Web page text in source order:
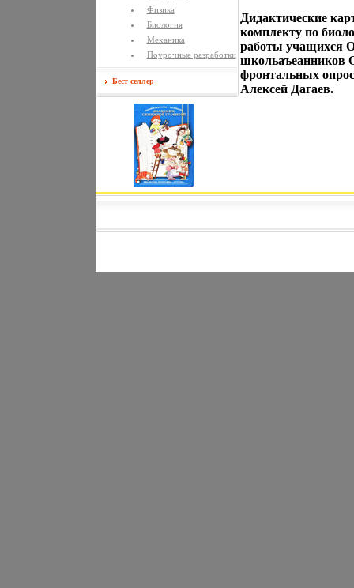
Физика
Биология
Механика
Поурочные разработки
Бест селлер
Дидактические
комплекту по
работы учащихся
школьаъеанников
фронтальных
Алексей Дагаев.